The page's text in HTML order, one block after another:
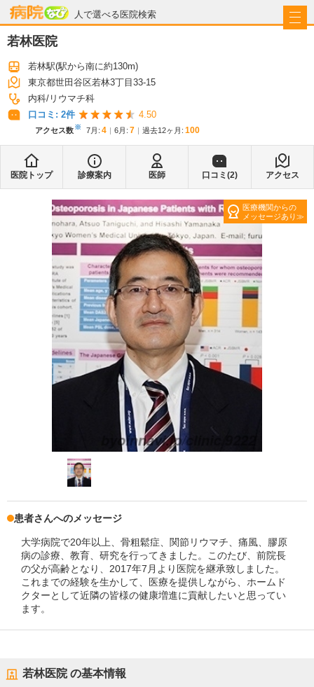
人で選べる医院検索
病院なび
若林医院
若林駅(駅から南に約130m)
東京都世田谷区若林3丁目33-15
内科 リウマチ科
口コミ: 2件 4.50
アクセス数※ 7月 : 4 6月 : 7 過去12ヶ月: 100
医院トップ 診療案内 医師 口コミ(2) アクセス
医療機関からの
メッセージあり
患者さんへのメッセージ
大学病院で20年以上、骨粗鬆症、関節リウマチ、痛風、膠原
病の診療、教育、研究を行ってきました。このたび、前院長
の父が高齢となり、2017年7月より医院を継承致しました。
これまでの経験を生かして、医療を提供しながら、ホームド
クターとして近隣の皆様の健康増進に貢献したいと思ってい
ます。
若林医院の基本情報